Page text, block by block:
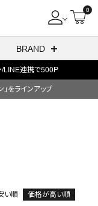
0
BRAND
LINE連携で500P
をラインアップ
い順 価格が高い順